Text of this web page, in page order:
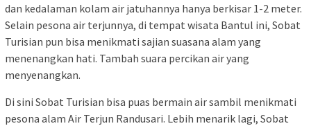
dan kedalaman kolam air jatuhannya hanya berkisar 1-2 meter.
Selain pesona air terjunnya, di tempat wisata Bantul ini, Sobat
Turisian pun bisa menikmati sajian suasana alam yang
menenangkan hati. Tambah suara percikan air yang
menyenangkan.
Di sini Sobat Turisian bisa puas bermain air sambil menikmati
pesona alam Air Terjun Randusari. Lebih menarik lagi, Sobat